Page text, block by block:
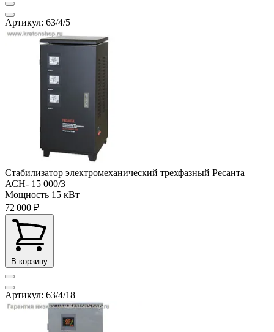
Артикул: 63/4/5
Стабилизатор электромеханический трехфазный Ресанта
АСН- 15 000/3
Мощность 15 кВт
72 000 ₽
В корзину
Артикул: 63/4/18